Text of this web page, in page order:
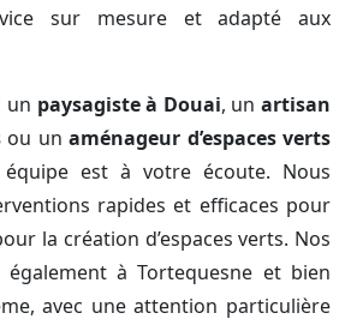
sur mesure et adapté aux
un paysagiste à Douai, un artisan
ou unaménageur d’espaces verts
est à votre écoute. Nous
rapides et efficaces pour
la création d’espaces verts. Nos
également à Tortequesne et bien
avec une attention particulière